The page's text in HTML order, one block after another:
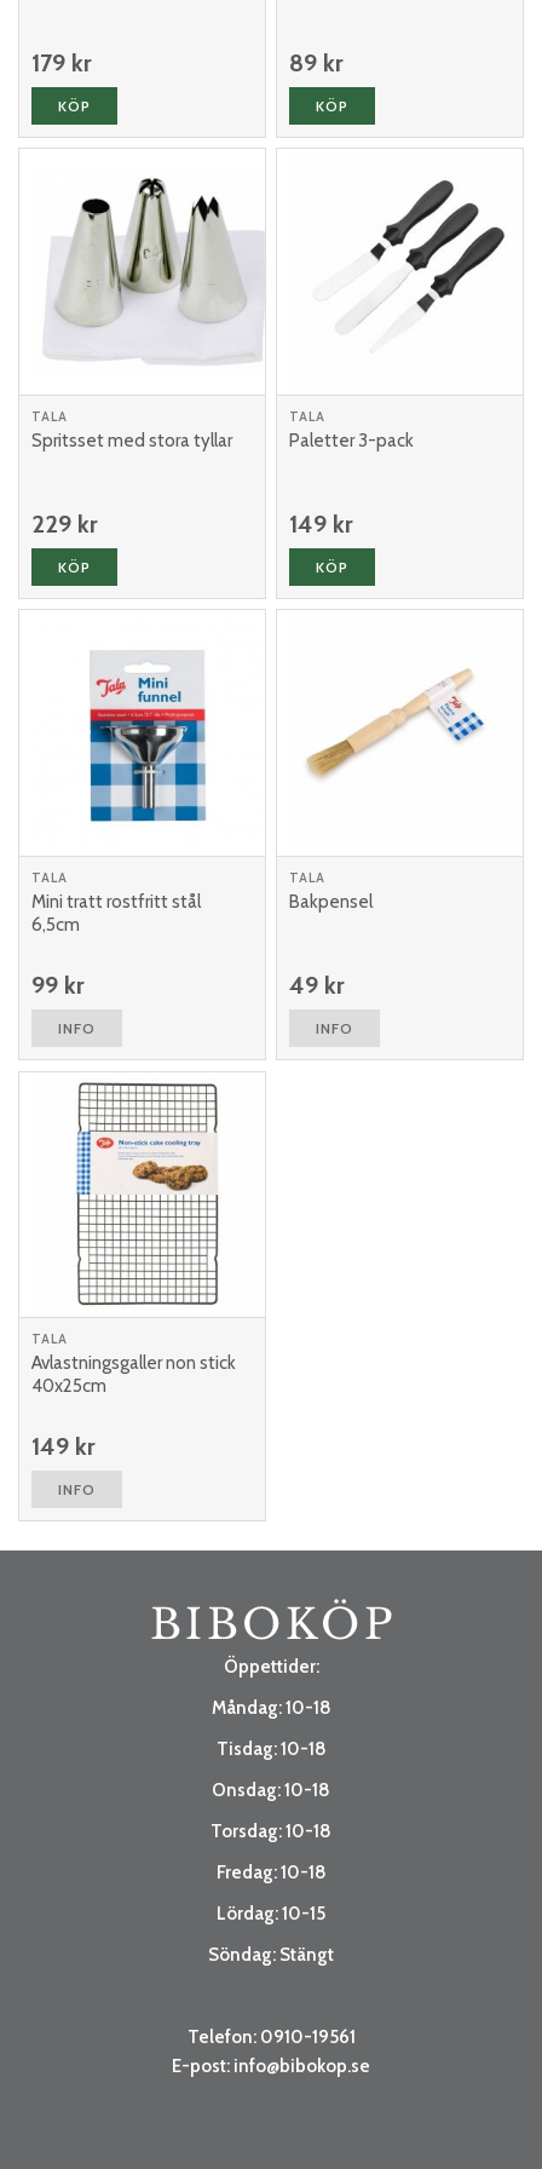
179 kr
KÖP
89 kr
KÖP
TALA
Spritsset med stora tyllar
229 kr
KÖP
TALA
Paletter 3-pack
149 kr
KÖP
TALA
Mini tratt rostfritt stål
6,5cm
99 kr
INFO
TALA
Bakpensel
49 kr
INFO
TALA
Avlastningsgaller non stick
40x25cm
149 kr
INFO
Öppettider:
Måndag: 10-18
Tisdag: 10-18
Onsdag: 10-18
Torsdag: 10-18
Fredag: 10-18
Lördag: 10-15
Söndag: Stängt
Telefon: 0910-19561
E-post: info@bibokop.se